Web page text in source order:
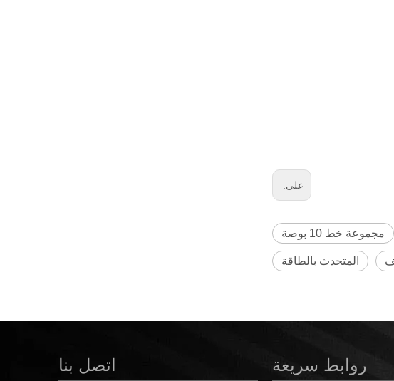
على:
مجموعة خط 10 بوصة
المتحدث بالطاقة
اتصل بنا روابط سريعة